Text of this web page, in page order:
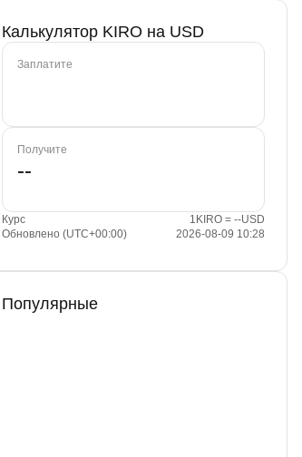
Калькулятор KIRO на USD
Заплатите
Получите
Курс
1KIRO = --USD
Обновлено (UTC+00:00)
2026-08-09 10:28
Популярные